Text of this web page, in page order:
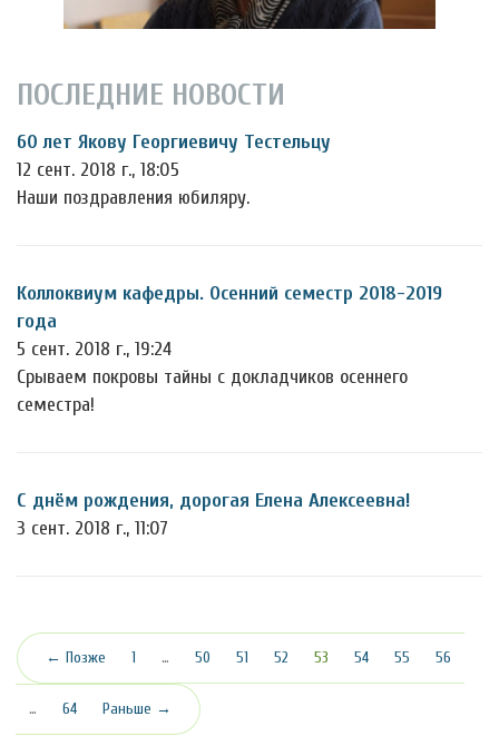
ПОСЛЕДНИЕ НОВОСТИ
60 лет Якову Георгиевичу Тестельцу
12 сент. 2018 г., 18:05
Наши поздравления юбиляру.
Коллоквиум кафедры. Осенний семестр 2018-2019
года
5 сент. 2018 г., 19:24
Срываем покровы тайны с докладчиков осеннего
семестра!
С днём рождения, дорогая Елена Алексеевна!
3 сент. 2018 г., 11:07
← Позже 1 … 50 51 52 53 (текущая)
54 55 56
… 64 Раньше →